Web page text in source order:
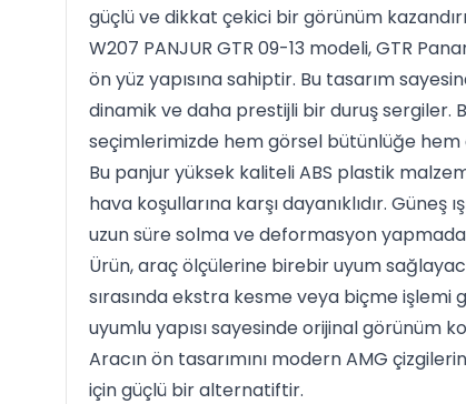
güçlü ve dikkat çekici bir görünüm
W207 PANJUR GTR 09-13 modeli, GTR
ön yüz yapısına sahiptir. Bu tasarım
dinamik ve daha prestijli bir duruş sergiler.
seçimlerimizde hem görsel bütünlüğe
Bu panjur yüksek kaliteli ABS plastik
hava koşullarına karşı dayanıklıdır. Güneş
uzun süre solma ve deformasyon
Ürün, araç ölçülerine birebir uyum
sırasında ekstra kesme veya biçme
uyumlu yapısı sayesinde orijinal görünüm
Aracın ön tasarımını modern AMG
için güçlü bir alternatiftir.